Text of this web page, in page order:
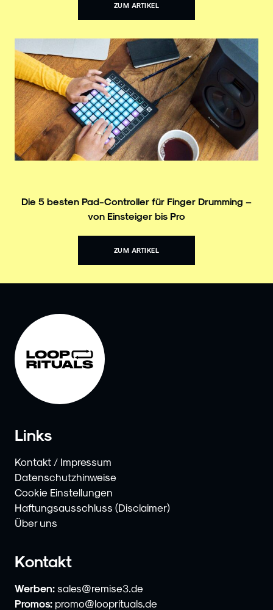
ZUM ARTIKEL
Die 5 besten Pad-Controller für Finger Drumming –
von Einsteiger bis Pro
ZUM ARTIKEL
Links
Kontakt / Impressum
Datenschutzhinweise
Cookie Einstellungen
Haftungsausschluss (Disclaimer)
Über uns
Kontakt
Werben: sales@remise3.de
Promos: promo@looprituals.de